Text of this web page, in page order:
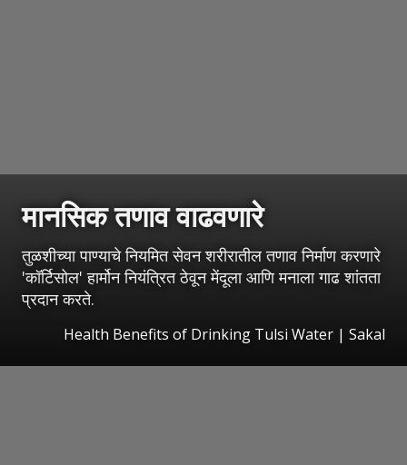
मानसिक तणाव वाढवणारे
तुळशीच्या पाण्याचे नियमित सेवन शरीरातील तणाव निर्माण करणारे
'कॉर्टिसोल' हार्मोन नियंत्रित ठेवून मेंदूला आणि मनाला गाढ शांतता
प्रदान करते.
Health Benefits of Drinking Tulsi Water | Sakal